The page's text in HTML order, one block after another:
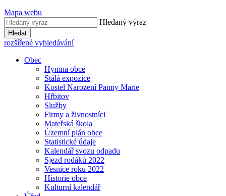
Mapa webu
Hledaný výraz
Hledat
rozšířené vyhledávání
Obec
Hymna obce
Stálá expozice
Kostel Narození Panny Marie
Hřbitov
Služby
Firmy a živnostníci
Mateřská škola
Územní plán obce
Statistické údaje
Kalendář svozu odpadu
Sjezd rodáků 2022
Vesnice roku 2022
Historie obce
Kulturní kalendář